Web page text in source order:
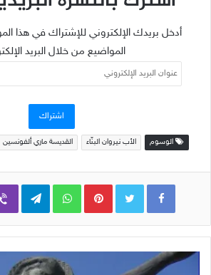
أدخل بريدك الإلكتروني للإشتراك في هذا
المواضيع من خلال البريد
عنوان
البريد
اشتراك
الوسوم الأب نيروان البنّاء القديسة ماري ألفونسين
Pinterest
WhatsApp